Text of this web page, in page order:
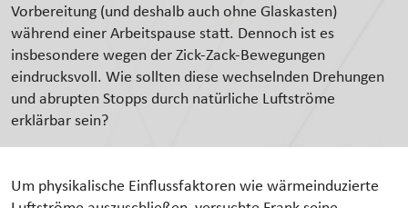
Vorbereitung (und deshalb auch ohne Glaskasten)
während einer Arbeitspause statt. Dennoch ist es
insbesondere wegen der Zick-Zack-Bewegungen
eindrucksvoll. Wie sollten diese wechselnden Drehungen
und abrupten Stopps durch natürliche Luftströme
erklärbar sein?
Um physikalische Einflussfaktoren wie wärmeinduzierte